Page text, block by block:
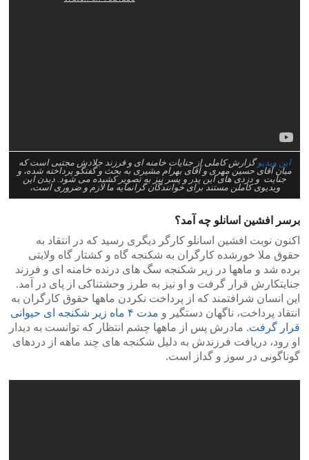
این ویدیوگزارش کاملی از جنایات خامنه ای و فرزند جلادش مجتبی است که
میان آقای حسین مهری و آقای بهرام مشیری به بحث و گفتگو پرداخته شده، و
جنایت و دزدی های این پدر و پسر نیز به تصویر کشیده می شود. دیدن این
ویدیوی کاملن مستند برای خوانندگان گرانمایه ما لازم و ضروری است،
برسر افشین اسانلو چه آمد؟
اکنون نوبت افشین اسانلو کارگر دیگری رسید که در انتقاد به
حقوق ملا خورشده کارگران به شکنجه گاه و کشتار گاه ولایتی
برده شد و ماهها در زیر شکنجه سگ های درنده خامنه ای و فرزند
جنایتکارش قرار گرفت و او نیز به طرز وحشتناکی از پای در آمد.
این انسان شرافتمند که از پرداخت نکردن ماهها حقوق کارگران به
انتقاد پرداخت، ناگهان دستگیر و
مدت ۴ ماه زیر شکنجه ای حیوانی
قرار گرفت. مادرش پس از ماهها چشم انتظار که توانست به دیدار
او رود، دریافت فرزندش به دلیل شکنجه های چند ماهه از دردهای
گوناگونی در سوز و گداز است.